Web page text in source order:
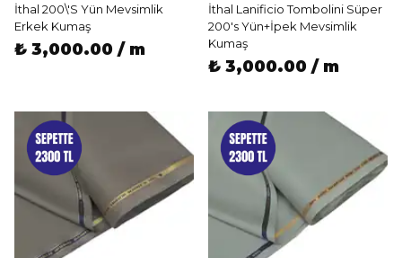
İthal 200\'S Yün Mevsimlik
Erkek Kumaş
₺ 3,000.00 / m
İthal Lanificio Tombolini Süper
200's Yün+İpek Mevsimlik
Kumaş
₺ 3,000.00 / m